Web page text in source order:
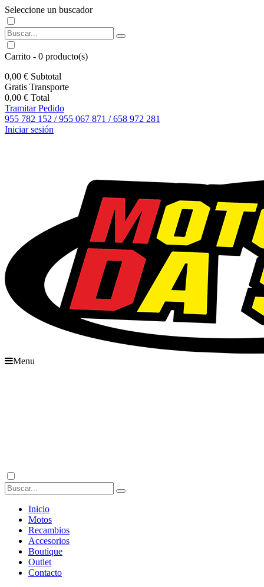
Seleccione un buscador
Carrito - 0 producto(s)
0,00 € Subtotal
Gratis Transporte
0,00 € Total
Tramitar Pedido
955 782 152 / 955 067 871 / 658 972 281
Iniciar sesión
Menu
Inicio
Motos
Recambios
Accesorios
Boutique
Outlet
Contacto